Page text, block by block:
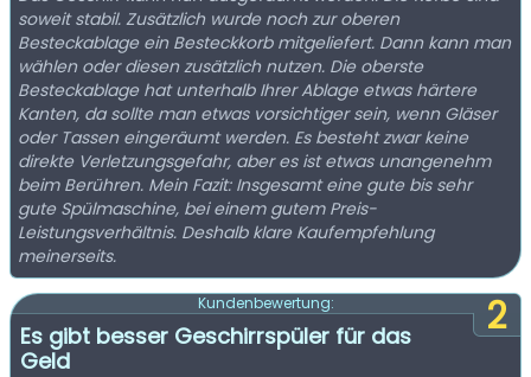
soweit stabil. Zusätzlich wurde noch zur oberen
Besteckablage ein Besteckkorb mitgeliefert. Dann kann man
wählen oder diesen zusätzlich nutzen. Die oberste
Besteckablage hat unterhalb Ihrer Ablage etwas härtere
Kanten, da sollte man etwas vorsichtiger sein, wenn Gläser
oder Tassen eingeräumt werden. Es besteht zwar keine
direkte Verletzungsgefahr, aber es ist etwas unangenehm
beim Berühren. Mein Fazit: Insgesamt eine gute bis sehr
gute Spülmaschine, bei einem gutem Preis-
Leistungsverhältnis. Deshalb klare Kaufempfehlung
meinerseits.
2
Kundenbewertung:
Es gibt besser Geschirrspüler für das
Geld